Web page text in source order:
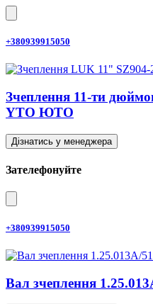
+380939915050
Зчеплення 11-ти
YTO ЮТО
Дізнатись у менеджера
Зателефонуйте
+380939915050
Вал зчеплення